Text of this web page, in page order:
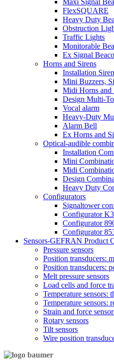
Maxi Signal
FlexSQUARE
Heavy Duty
Obstruction
Traffic Lights
Monitorable
Ex Signal
Horns and Sirens
Installation
Mini Buzzers,
Midi Horns and
Design Multi-
Vocal alarm
Heavy-Duty
Alarm Bell
Ex Horns and
Optical-audible
Installation
Mini
Midi
Design
Heavy Duty
Configurators
Signaltower
Configurator
Configurator
Configurator
Sensors-GEFRAN Product
Pressure sensors
Position transducers:
Position transducers:
Melt pressure sensors
Load cells and force
Temperature sensors:
Temperature sensors:
Strain and force
Rotary sensors
Tilt sensors
Wire position